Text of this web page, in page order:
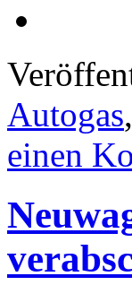
Autogas,
einen